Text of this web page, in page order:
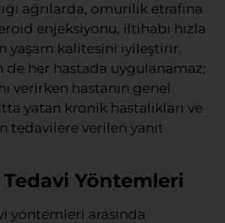
ağrılarda, omurilik etrafına
enjeksiyonu, iltihabı hızla
yaşam kalitesini iyileştirir.
de her hastada uygulanamaz;
verirken hastanın genel
yatan kronik hastalıkları ve
tedavilere verilen yanıt
Tedavi Yöntemleri
yöntemleri arasında